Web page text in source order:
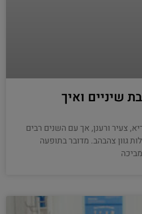
שיניים ואיך
צעיר ורענן, אך עם השנים רבים
גוון צהבהב. מדובר בתופעה